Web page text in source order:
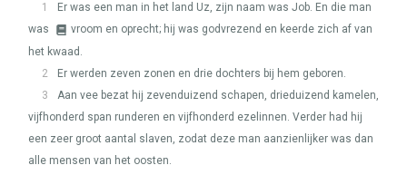
1
Er was een man in het land Uz, zijn naam was Job. En die man
was
vroom en oprecht; hij was godvrezend en keerde zich af van
het kwaad.
2
Er werden zeven zonen en drie dochters bij hem geboren.
3
Aan vee bezat hij zevenduizend schapen, drieduizend kamelen,
vijfhonderd span runderen en vijfhonderd ezelinnen. Verder had hij
een zeer groot aantal slaven, zodat deze man aanzienlijker was dan
alle mensen van het oosten.